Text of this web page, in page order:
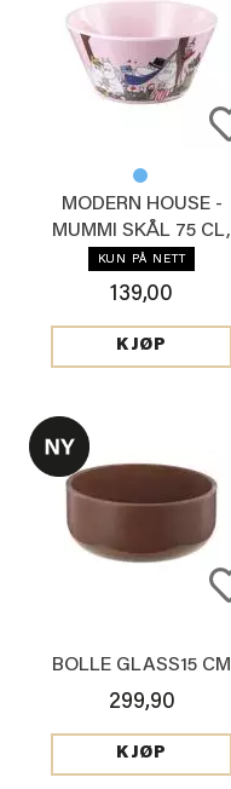
MODERN HOUSE -
MUMMI SKÅL 75 CL,
LYSROSA
KUN PÅ NETT
139,00
KJØP
BOLLE GLASS15 CM
299,90
KJØP